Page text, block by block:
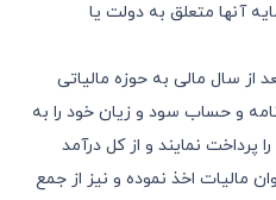
آنها متعلق به دولت یا
از سال مالی به حوزه مالیاتی
و حساب سود و زیان خود را به
پرداخت نمایند و از کل درآمد
به نرخ ١٠% به عنوان مالیات اخذ نموده و نیز از جمع